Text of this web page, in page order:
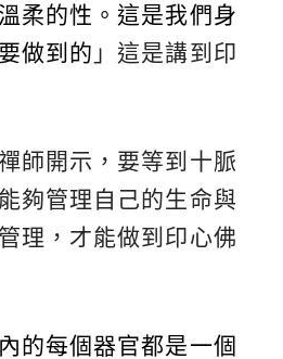
柔的性。這是我們身
做到的 」這是講到印
師開示，要等到十脈
夠管理自己的生命與
理，才能做到印心佛
的每個器官都是一個